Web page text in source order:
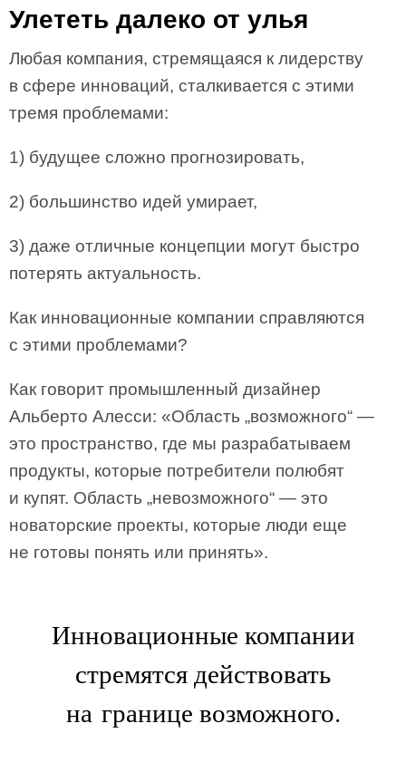
Улететь далеко от улья
Любая компания, стремящаяся к лидерству
в сфере инноваций, сталкивается с этими
тремя проблемами:
1) будущее сложно прогнозировать,
2) большинство идей умирает,
3) даже отличные концепции могут быстро
потерять актуальность.
Как инновационные компании справляются
с этими проблемами?
Как говорит промышленный дизайнер
Альберто Алесси: «Область „возможного“ —
это пространство, где мы разрабатываем
продукты, которые потребители полюбят
и купят. Область „невозможного“ — это
новаторские проекты, которые люди еще
не готовы понять или принять».
Инновационные компании
стремятся действовать
на границе возможного.